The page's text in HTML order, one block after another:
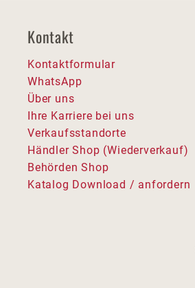
Kontakt
Kontaktformular
WhatsApp
Über uns
Ihre Karriere bei uns
Verkaufsstandorte
Händler Shop (Wiederverkauf)
Behörden Shop
Katalog Download / anfordern